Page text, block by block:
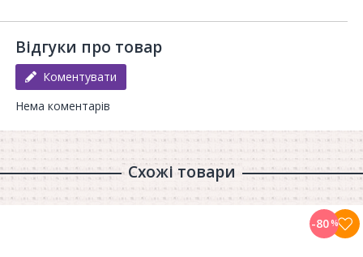
Відгуки про товар
Коментувати
Нема коментарів
Схожі товари
-80%